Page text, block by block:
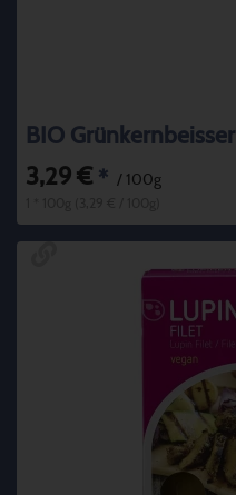
BIO Grünkernbeisser
3,29 € * / 100g